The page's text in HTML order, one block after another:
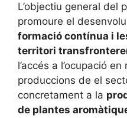
L’objectiu general del
promoure el
formació contínua i
territori
l’accés a l’ocupació
produccions de el
concretament a la
de plantes